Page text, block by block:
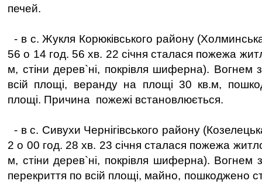
печей.
- в с. Жукля Корюківського району
56 о 14 год. 56 хв. 22 січня сталася пожежа
м, стіни дерев`ні, покрівля шиферна). Вогнем
всій площі, веранду на площі 30 кв.м,
площі. Причина пожежі встановлюється.
- в с. Сивухи Чернігівського району
2 о 00 год. 28 хв. 23 січня сталася пожежа
м, стіни дерев`ні, покрівля шиферна). Вогнем
перекриття по всій площі, майно, пошкоджено